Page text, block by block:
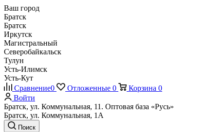
Ваш город
Братск
Братск
Иркутск
Магистральный
Северобайкальск
Тулун
Усть-Илимск
Усть-Кут
Сравнение0 Отложенные 0 Корзина 0
Войти
Братск, ул. Коммунальная, 11. Оптовая база «Русь»
Братск, ул. Коммунальная, 1А
Поиск